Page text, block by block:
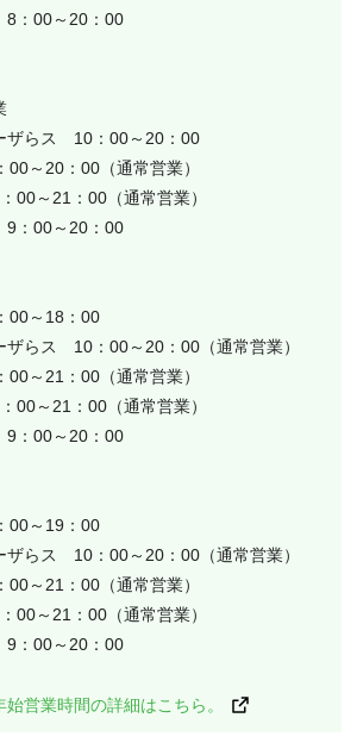
8：00～20：00
ザらス　10：00～20：00
00～20：00（通常営業）
00～21：00（通常営業）
9：00～20：00
00～18：00
ザらス　10：00～20：00（通常営業）
00～21：00（通常営業）
00～21：00（通常営業）
9：00～20：00
00～19：00
ザらス　10：00～20：00（通常営業）
00～21：00（通常営業）
00～21：00（通常営業）
9：00～20：00
営業時間の詳細はこちら。